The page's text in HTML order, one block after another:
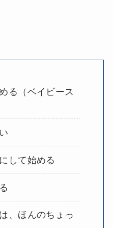
る（ベイビース
して始める
、ほんのちょっ